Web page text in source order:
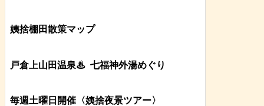
姨捨棚田散策マップ
戸倉上山田温泉♨ 七福神外湯めぐり
毎週土曜日開催〈姨捨夜景ツアー〉